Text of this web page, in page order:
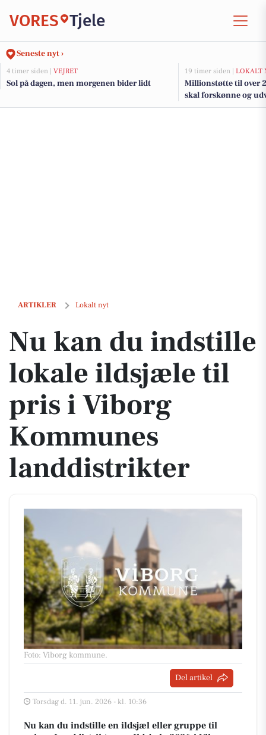
VORES Tjele
Seneste nyt ›
4 timer siden | VEJRET
Sol på dagen, men morgenen bider lidt
19 timer siden | LOKALT
Millionstøtte til over
skal forskønne og
Kommunes mindre
ARTIKLER Lokalt nyt
Nu kan du indstille lokale ildsjæle til pris i Viborg Kommunes
Nu kan du indstille
lokale ildsjæle til
pris i Viborg
Kommunes
landdistrikter
Foto: Viborg kommune.
Del artikel
Torsdag d. 11. jun. 2026 - kl. 10:36
Nu kan du indstille en ildsjæl eller gruppe til